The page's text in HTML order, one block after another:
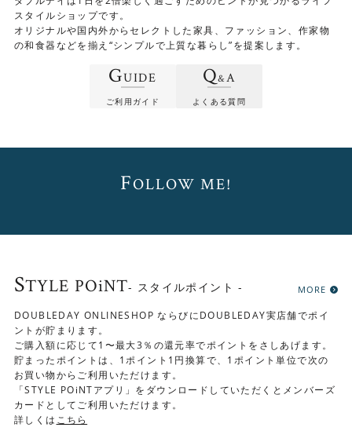
スタイルショップです。
オリジナルや国内外からセレクトした家具、ファッション、作家物
の和食器などを揃え“シンプルで上質な暮らし”を提案します。
GUIDE
ご利用ガイド
Q&A
よくある質問
FOLLOW ME!
STYLE POiNT- スタイルポイント - MORE
DOUBLEDAY ONLINESHOP ならびにDOUBLEDAY実店舗でポイ
ントが貯まります。
ご購入額に応じて1〜最大3％の還元率でポイントをさしあげます。
貯まったポイントは、1ポイント1円換算で、1ポイント単位で次の
お買い物からご利用いただけます。
「STYLE POiNTアプリ」をダウンロードしていただくとメンバーズ
カードとしてご利用いただけます。
詳しくは こちら